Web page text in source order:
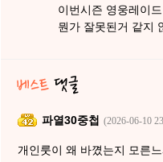
이번시즌 영웅레이
뭔가 잘못된거 같지
파열30중첩 (2026-06-10
개인룻이 왜 바꼈는지 모른